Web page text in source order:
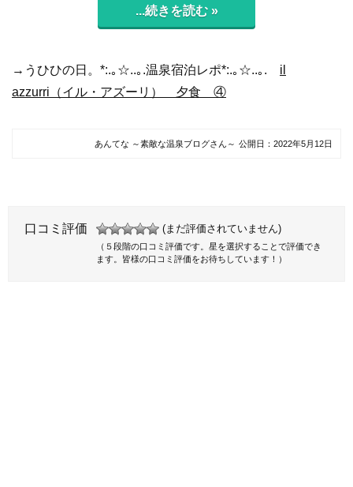
...続きを読む »
→うひひの日。*:.｡☆..｡.温泉宿泊レポ*:.｡☆..｡. il
azzurri（イル・アズーリ） 夕食 ④
あんてな ～素敵な温泉ブログさん～ 公開日： 2022年5月12日
口コミ評価 (まだ評価されていません)
（５段階の口コミ評価です。星を選択することで評価でき
ます。皆様の口コミ評価をお待ちしています！）